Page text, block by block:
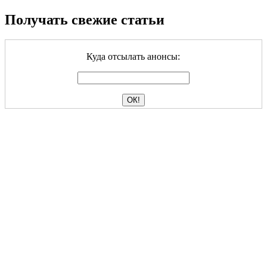
Получать свежие статьи
Куда отсылать анонсы: